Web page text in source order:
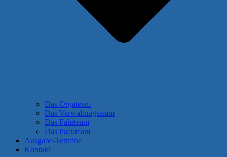
Das Orgateam
Das Verwaltungsteam
Das Fahrteam
Das Packteam
Ausgabe-Termine
Kontakt